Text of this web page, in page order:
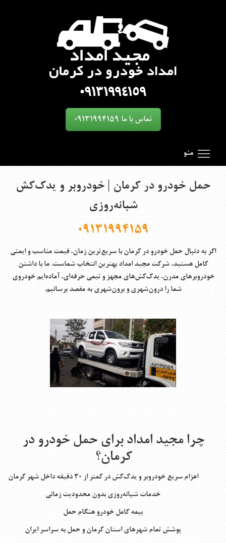
تماس با ما 09131994159
Search Results for 'toggle'
منو
حمل خودرو در کرمان | خودروبر و یدک‌کش
شبانه‌روزی
09131994159
اگر به دنبالحمل خودرو در کرمانبا سریع‌ترین زمان، قیمت مناسب و ایمنی
کامل هستید، شرکتمجید امدادبهترین انتخاب شماست. ما با داشتن
خودروبرهای مدرن، یدک‌کش‌های مجهز و تیمی حرفه‌ای، آماده‌ایم خودروی
شما را درون‌شهری و برون‌شهری به مقصد برسانیم.
چرا مجید امداد برای حمل خودرو در
کرمان؟
اعزام سریع خودروبر و یدک‌کش در کمتر از ۳۰ دقیقه داخل شهر کرمان
خدمات شبانه‌روزی بدون محدودیت زمانی
بیمه کامل خودرو هنگام حمل
پوششتمام شهرهای استان کرمان و حمل به سراسر ایران